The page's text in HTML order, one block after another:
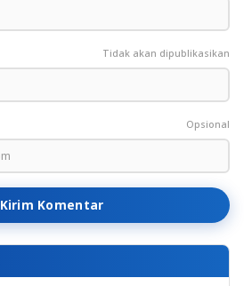
Tidak akan dipublikasikan
Opsional
Kirim Komentar